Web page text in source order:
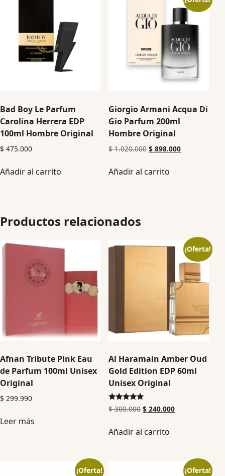
Bad Boy Le Parfum
Carolina Herrera EDP
100ml Hombre Original
$ 475.000
Añadir al carrito
Giorgio Armani Acqua Di
Gio Parfum 200ml
Hombre Original
$1.020.000 $ 898.000
Añadir al carrito
Productos relacionados
Afnan Tribute Pink Eau
de Parfum 100ml Unisex
Original
$ 299.990
Leer más
¡Oferta!
Al Haramain Amber Oud
Gold Edition EDP 60ml
Unisex Original
Valorado en
5.00
$300.000 $ 240.000
Añadir al carrito
¡Oferta! ¡Oferta!